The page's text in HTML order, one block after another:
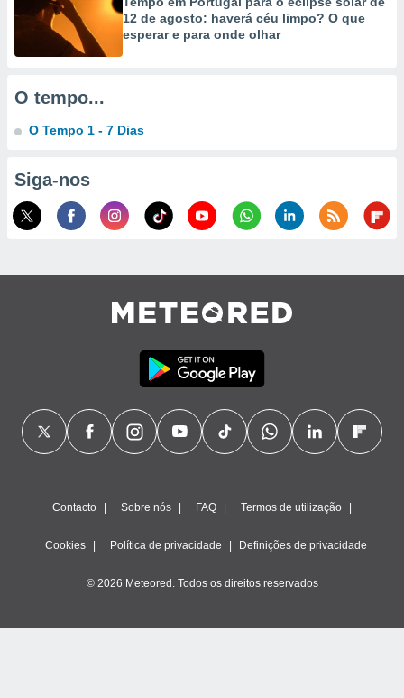
medir
da
medir o
os
de
fontes,
melhorar
dados
estudos
12 de agosto: haverá céu limpo? O que
esperar e para onde olhar
O tempo...
O Tempo 1 - 7 Dias
Siga-nos
Contacto Sobre nós FAQ Termos de utilização
Cookies Política de privacidade Definições de privacidade
© 2026 Meteored. Todos os direitos reservados